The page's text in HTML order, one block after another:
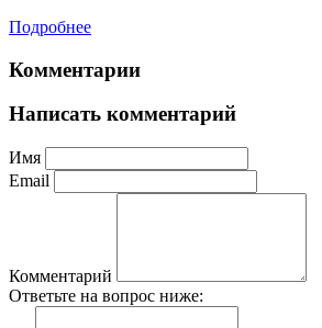
Подробнее
Комментарии
Написать комментарий
Имя
Email
Комментарий
Ответьте на вопрос ниже: